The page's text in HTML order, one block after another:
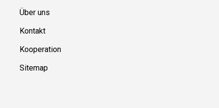
Über uns
Kontakt
Kooperation
Sitemap